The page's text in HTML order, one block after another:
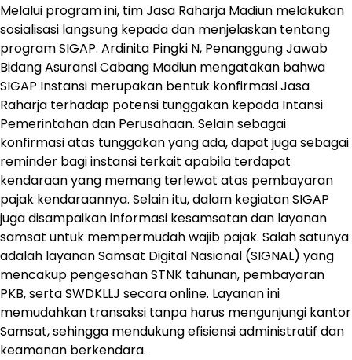
Melalui program ini, tim Jasa Raharja Madiun melakukan
sosialisasi langsung kepada dan menjelaskan tentang
program SIGAP. Ardinita Pingki N, Penanggung Jawab
Bidang Asuransi Cabang Madiun mengatakan bahwa
SIGAP Instansi merupakan bentuk konfirmasi Jasa
Raharja terhadap potensi tunggakan kepada Intansi
Pemerintahan dan Perusahaan. Selain sebagai
konfirmasi atas tunggakan yang ada, dapat juga sebagai
reminder bagi instansi terkait apabila terdapat
kendaraan yang memang terlewat atas pembayaran
pajak kendaraannya. Selain itu, dalam kegiatan SIGAP
juga disampaikan informasi kesamsatan dan layanan
samsat untuk mempermudah wajib pajak. Salah satunya
adalah layanan Samsat Digital Nasional (SIGNAL) yang
mencakup pengesahan STNK tahunan, pembayaran
PKB, serta SWDKLLJ secara online. Layanan ini
memudahkan transaksi tanpa harus mengunjungi kantor
Samsat, sehingga mendukung efisiensi administratif dan
keamanan berkendara.